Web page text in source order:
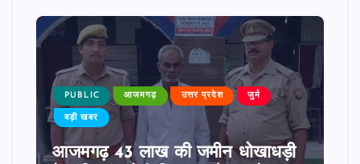
PUBLIC आजमगढ़ उत्तर प्रदेश जुर्म
बड़ी खबर
आजमगढ़ 43 लाख की जमीन धोखाधड़ी